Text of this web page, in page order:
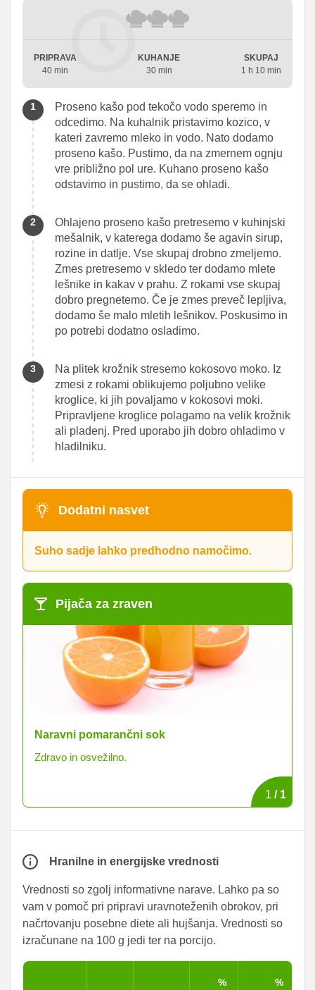
PRIPRAVA
40 min
KUHANJE
30 min
SKUPAJ
1 h 10 min
Proseno kašo pod tekočo vodo speremo in
odcedimo. Na kuhalnik pristavimo kozico, v
kateri zavremo mleko in vodo. Nato dodamo
proseno kašo. Pustimo, da na zmernem ognju
vre približno pol ure. Kuhano proseno kašo
odstavimo in pustimo, da se ohladi.
Ohlajeno proseno kašo pretresemo v kuhinjski
mešalnik, v katerega dodamo še agavin sirup,
rozine in datlje. Vse skupaj drobno zmeljemo.
Zmes pretresemo v skledo ter dodamo mlete
lešnike in kakav v prahu. Z rokami vse skupaj
dobro pregnetemo. Če je zmes preveč lepljiva,
dodamo še malo mletih lešnikov. Poskusimo in
po potrebi dodatno osladimo.
Na plitek krožnik stresemo kokosovo moko. Iz
zmesi z rokami oblikujemo poljubno velike
kroglice, ki jih povaljamo v kokosovi moki.
Pripravljene kroglice polagamo na velik krožnik
ali pladenj. Pred uporabo jih dobro ohladimo v
hladilniku.
Dodatni nasvet
Suho sadje lahko predhodno namočimo.
Pijača za zraven
Naravni pomarančni sok
Zdravo in osvežilno.
1 / 1
Hranilne in energijske vrednosti
Vrednosti so zgolj informativne narave. Lahko pa so
vam v pomoč pri pripravi uravnoteženih obrokov, pri
načrtovanju posebne diete ali hujšanja. Vrednosti so
izračunane na 100 g jedi ter na porcijo.
% %